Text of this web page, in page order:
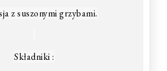
z suszonymi grzybami.
Składniki :